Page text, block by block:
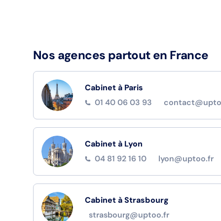
Nos agences partout en France
Cabinet à Paris
01 40 06 03 93
Cabinet à Lyon
04 81 92 16 10
lyon@uptoo.fr
Cabinet à Strasbourg
strasbourg@uptoo.fr